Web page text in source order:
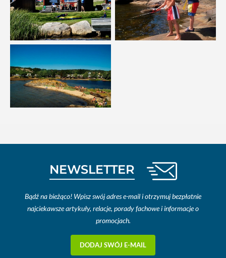
NEWSLETTER
Bądź na bieżąco! Wpisz swój adres e-mail i otrzymuj bezpłatnie
najciekawsze artykuły, relacje, porady fachowe i informacje o
promocjach.
DODAJ SWÓJ E-MAIL